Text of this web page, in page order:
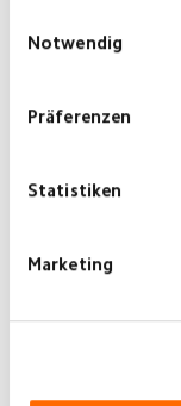
Notwendig
Präferenzen
Statistiken
Marketing